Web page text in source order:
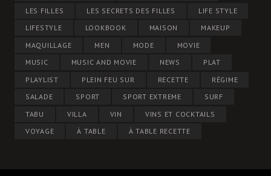
LES FILLES
LES SECRETS DES FILLES
LIFE STYLE
LIFESTYLE
LOOKBOOK MAISON
MAKEUP
MAQUILLAGE
MEN MODE
MOVIE
MUSIC
MUSIC AND MOVIE NEWS
PLAT
PLAYLIST
PLEIN FEU SUR RECETTE
RÉGIME
SALADE
SPORT SPORT EXTREME
SURF
TABU
VILLA VIN
VINS ET COCKTAILS
VOYAGE
À TABLE À TABLE RECETTE